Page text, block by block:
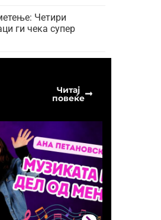
Четири
ги чека супер
Читај
повеќе